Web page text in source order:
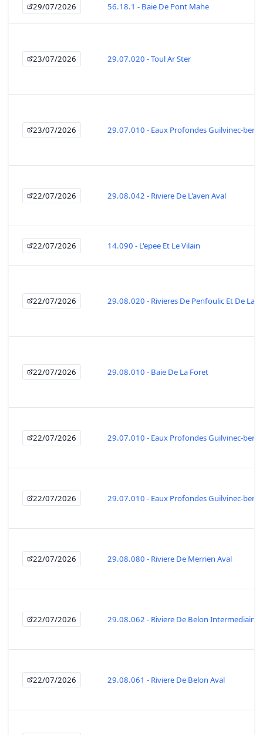
29/07/2026 56.18.1 - Baie De Pont Mahe
23/07/2026 29.07.020 - Toul Ar Ster
23/07/2026 29.07.010 - Eaux Profondes Guilvinec-
22/07/2026 29.08.042 - Riviere De L'aven Aval
22/07/2026 14.090 - L'epee Et Le Vilain
22/07/2026 29.08.020 - Rivieres De Penfoulic Et De La
22/07/2026 29.08.010 - Baie De La Foret
22/07/2026 29.07.010 - Eaux Profondes Guilvinec-
22/07/2026 29.07.010 - Eaux Profondes Guilvinec-
22/07/2026 29.08.080 - Riviere De Merrien Aval
22/07/2026 29.08.062 - Riviere De Belon Intermediaire
22/07/2026 29.08.061 - Riviere De Belon Aval